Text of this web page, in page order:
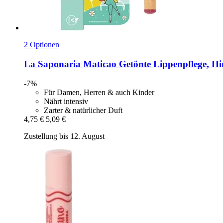
2 Optionen
La Saponaria Maticao Getönte Lippenpflege,
-7%
Für Damen, Herren & auch Kinder
Nährt intensiv
Zarter & natürlicher Duft
4,75 € 5,09 €
Zustellung bis 12. August